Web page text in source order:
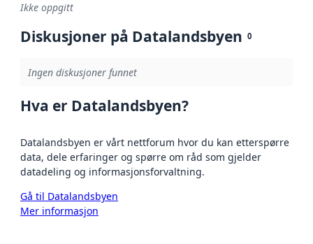
Ikke oppgitt
Diskusjoner på Datalandsbyen 0
Ingen diskusjoner funnet
Hva er Datalandsbyen?
Datalandsbyen er vårt nettforum hvor du kan etterspørre
data, dele erfaringer og spørre om råd som gjelder
datadeling og informasjonsforvaltning.
Gå til Datalandsbyen
Mer informasjon